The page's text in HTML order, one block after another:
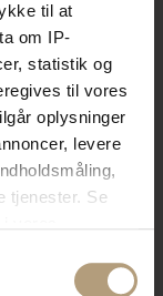
til at
om IP-
statistik og
til vores
oplysninger
levere
tjenester. Se
og